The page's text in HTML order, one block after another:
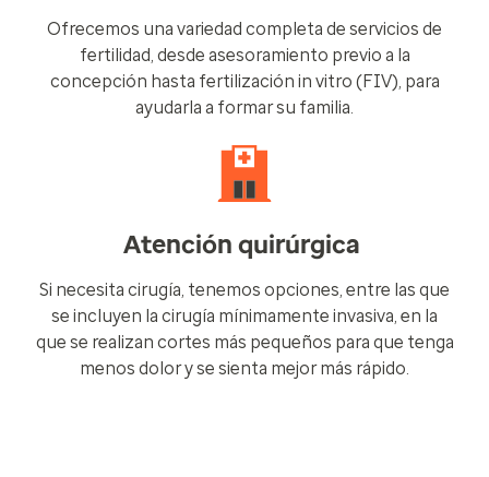
Ofrecemos una variedad completa de servicios de
fertilidad, desde asesoramiento previo a la
concepción hasta fertilización in vitro (FIV), para
ayudarla a formar su familia.
Atención quirúrgica
Si necesita cirugía, tenemos opciones, entre las que
se incluyen la cirugía mínimamente invasiva, en la
que se realizan cortes más pequeños para que tenga
menos dolor y se sienta mejor más rápido.